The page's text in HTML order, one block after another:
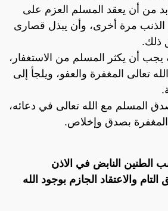
من أن يعقد المسلم العزم على
الذنب مرة أخرى، وأن يبذل قصارى
ذلك.
يجب أن يكثر المسلم من الاستغفار،
تعالى المغفرة والعفو، ويلجأ إلى
المسلم مع الله تعالى في دعائه،
بصدق وإخلاص.
الطنين النابض في الاذن
التام والاعتقاد الجازم بوجود الله